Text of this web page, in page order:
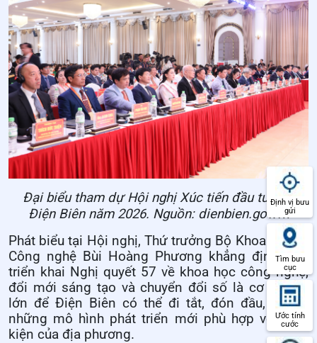
Đại biểu tham dự Hội nghị Xúc tiến đầu tư tỉnh
Điện Biên năm 2026. Nguồn: dienbien.gov.vn
Phát biểu tại Hội nghị, Thứ trưởng Bộ Khoa học và
Công nghệ Bùi Hoàng Phương khẳng định việc
triển khai Nghị quyết 57 về khoa học công nghệ,
đổi mới sáng tạo và chuyển đổi số là cơ hội rất
lớn để Điện Biên có thể đi tắt, đón đầu, tạo ra
những mô hình phát triển mới phù hợp với điều
kiện của địa phương.
Định vị bưu
gửi
Tìm bưu
cục
Ước tính
cước